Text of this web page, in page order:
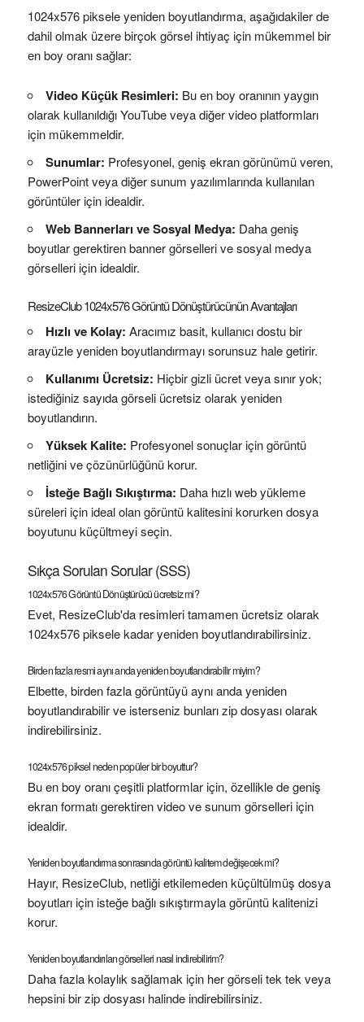
1024x576 piksele yeniden boyutlandırma, aşağıdakiler de
dahil olmak üzere birçok görsel ihtiyaç için mükemmel bir
en boy oranı sağlar:
Video Küçük Resimleri: Bu en boy oranının yaygın
olarak kullanıldığı YouTube veya diğer video platformları
için mükemmeldir.
Sunumlar: Profesyonel, geniş ekran görünümü veren,
PowerPoint veya diğer sunum yazılımlarında kullanılan
görüntüler için idealdir.
Web Bannerları ve Sosyal Medya: Daha geniş
boyutlar gerektiren banner görselleri ve sosyal medya
görselleri için idealdir.
ResizeClub 1024x576 Görüntü Dönüştürücünün Avantajları
Hızlı ve Kolay: Aracımız basit, kullanıcı dostu bir
arayüzle yeniden boyutlandırmayı sorunsuz hale getirir.
Kullanımı Ücretsiz: Hiçbir gizli ücret veya sınır yok;
istediğiniz sayıda görseli ücretsiz olarak yeniden
boyutlandırın.
Yüksek Kalite: Profesyonel sonuçlar için görüntü
netliğini ve çözünürlüğünü korur.
İsteğe Bağlı Sıkıştırma: Daha hızlı web yükleme
süreleri için ideal olan görüntü kalitesini korurken dosya
boyutunu küçültmeyi seçin.
Sıkça Sorulan Sorular (SSS)
1024x576 Görüntü Dönüştürücü ücretsiz mi?
Evet, ResizeClub'da resimleri tamamen ücretsiz olarak
1024x576 piksele kadar yeniden boyutlandırabilirsiniz.
Birden fazla resmi aynı anda yeniden boyutlandırabilir miyim?
Elbette, birden fazla görüntüyü aynı anda yeniden
boyutlandırabilir ve isterseniz bunları zip dosyası olarak
indirebilirsiniz.
1024x576 piksel neden popüler bir boyuttur?
Bu en boy oranı çeşitli platformlar için, özellikle de geniş
ekran formatı gerektiren video ve sunum görselleri için
idealdir.
Yeniden boyutlandırma sonrasında görüntü kalitem değişecek mi?
Hayır, ResizeClub, netliği etkilemeden küçültülmüş dosya
boyutları için isteğe bağlı sıkıştırmayla görüntü kalitenizi
korur.
Yeniden boyutlandırılan görselleri nasıl indirebilirim?
Daha fazla kolaylık sağlamak için her görseli tek tek veya
hepsini bir zip dosyası halinde indirebilirsiniz.